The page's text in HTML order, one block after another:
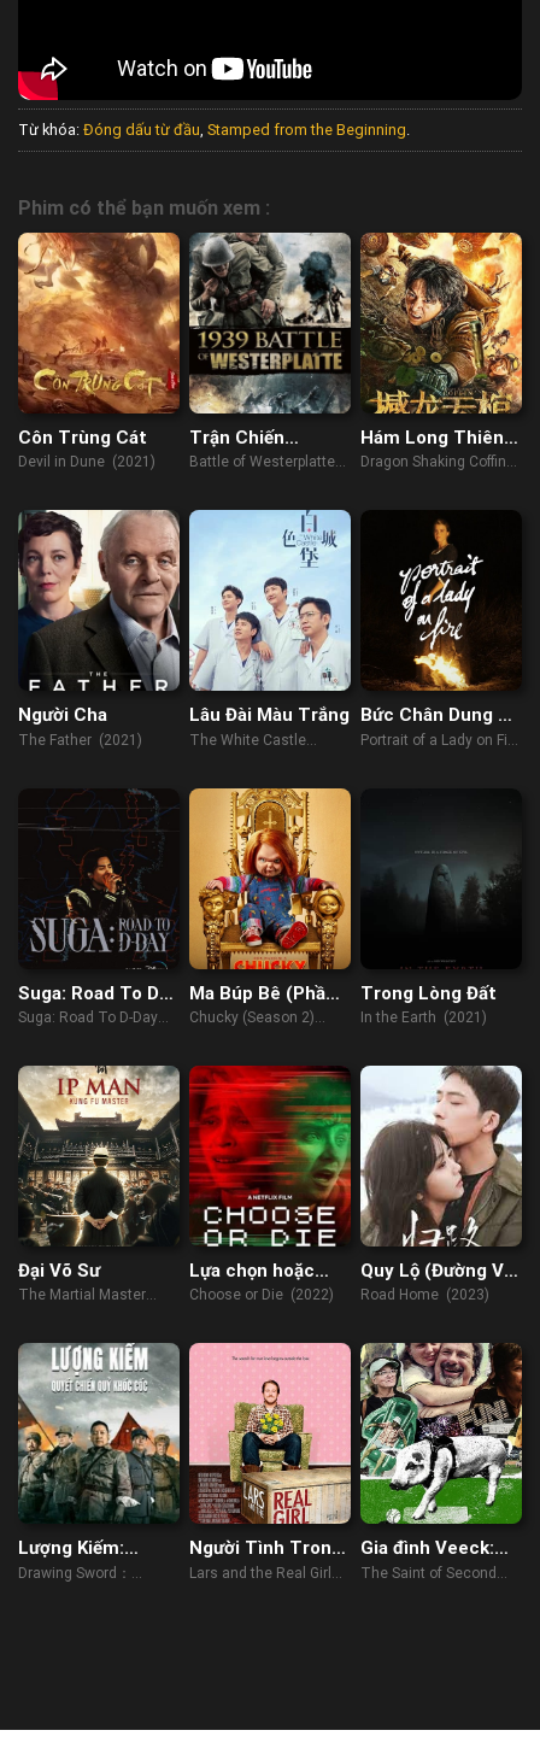
Từ khóa: Đóng dấu từ đầu Stamped from the Beginning
Phim có thể bạn muốn xem :
Côn Trùng Cát
Devil in Dune (2021)
Trận Chiến
Westerplatte
Battle of Westerplatte
Hám Long Thiên
Quan
Dragon Shaking Coffin
Người Cha
The Father (2021)
Lâu Đài Màu Trắng
The White Castle
Bức Chân Dung Bị
Thiêu Cháy
Portrait of a Lady on Fire
Suga: Road To D-
Day
Suga: Road To D-Day
Ma Búp Bê (Phần
2)
Chucky (Season 2)
Trong Lòng Đất
In the Earth (2021)
Đại Võ Sư
The Martial Master
Lựa chọn hoặc
chết
Choose or Die (2022)
Quy Lộ (Đường Về
Nhà)
Road Home (2023)
Lượng Kiếm:
Quyết Chiến Quỷ
Drawing Sword：
Người Tình Trong
Mộng
Lars and the Real Girl
Gia đình Veeck:
Người trao cơ hội
The Saint of Second